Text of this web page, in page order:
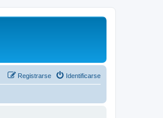
Identificarse
Registrarse